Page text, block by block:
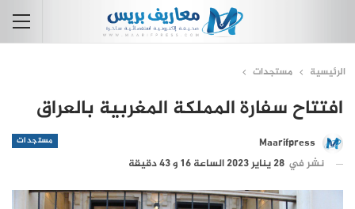
الرئيسية مستجدات
افتتاح سفارة المملكة المغربية بالعراق
مستجدات
Maarifpress
نشر في 28 يناير 2023 الساعة 16 و 43 دقيقة